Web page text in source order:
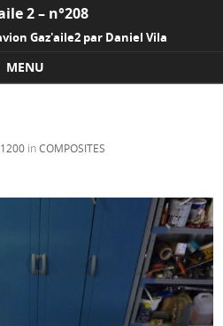
2 – n°208
Gaz'aile2 par Daniel Vila
MENU
inCOMPOSITES